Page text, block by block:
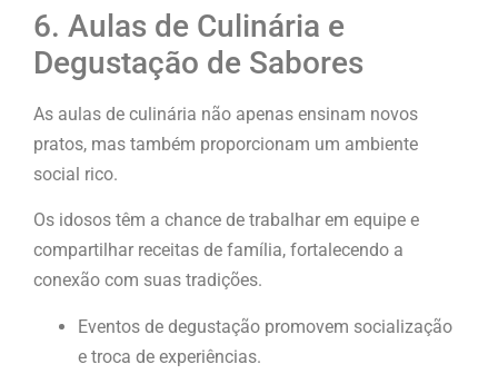
6. Aulas de Culinária e
Degustação de Sabores
As aulas de culinária não apenas ensinam novos
pratos, mas também proporcionam um ambiente
social rico.
Os idosos têm a chance de trabalhar em equipe e
compartilhar receitas de família, fortalecendo a
conexão com suas tradições.
Eventos de degustação promovem socialização
e troca de experiências.